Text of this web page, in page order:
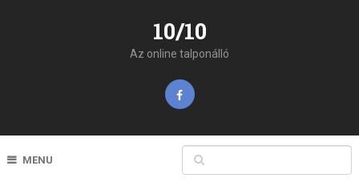
10/10
Az online talponálló
MENU